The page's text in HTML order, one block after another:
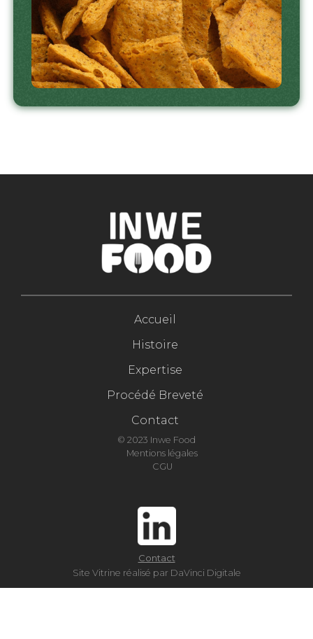
Accueil
Histoire
Expertise
Procédé Breveté
Contact
© 2023 Inwe Food
Mentions légales
CGU
Site Vitrine réalisé par DaVinci Digitale
Contact